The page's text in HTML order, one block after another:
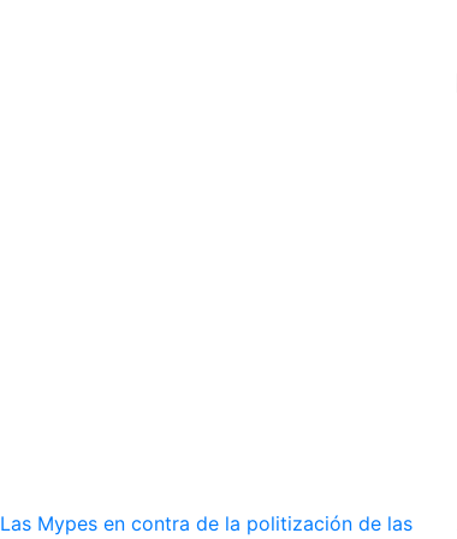
Las Mypes en contra de la politización de las